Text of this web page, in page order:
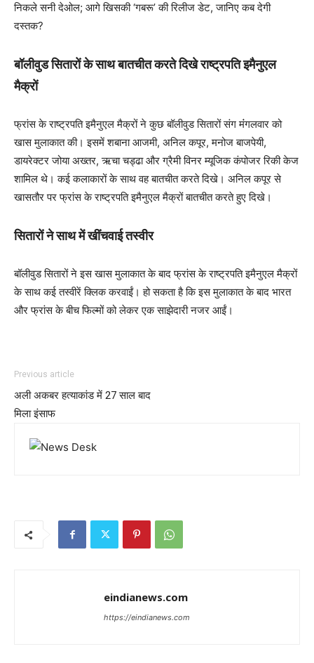
निकले सनी देओल; आगे खिसकी ‘गबरू’ की रिलीज डेट, जानिए कब देगी
दस्तक?
बॉलीवुड सितारों के साथ बातचीत करते दिखे राष्ट्रपति इमैनुएल
मैक्रों
फ्रांस के राष्ट्रपति इमैनुएल मैक्रों ने कुछ बॉलीवुड सितारों संग मंंगलवार को
खास मुलाकात की। इसमें शबाना आजमी, अनिल कपूर, मनोज बाजपेयी,
डायरेक्टर जोया अख्तर, ऋचा चड्ढा और ग्रैमी विनर म्यूजिक कंपोजर रिकी केज
शामिल थे। कई कलाकारों के साथ वह बातचीत करते दिखे। अनिल कपूर से
खासतौर पर फ्रांस के राष्ट्रपति इमैनुएल मैक्रों बातचीत करते हुए दिखे।
सितारों ने साथ में खींचवाई तस्वीर
बॉलीवुड सितारों ने इस खास मुलाकात के बाद फ्रांस के राष्ट्रपति इमैनुएल मैक्रों
के साथ कई तस्वीरें क्लिक करवाईं। हो सकता है कि इस मुलाकात के बाद भारत
और फ्रांस के बीच फिल्मों को लेकर एक साझेदारी नजर आईं।
Previous article
अली अकबर हत्याकांड में 27 साल बाद
मिला इंसाफ
eindianews.com
https://eindianews.com